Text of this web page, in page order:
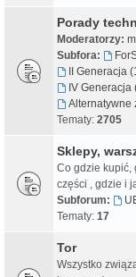
Porady
Moderatorzy:
Subfora:
II Generacja
IV Generacja
Alternatywne
Tematy: 2705
Sklepy,
Co gdzie kupić,
części , gdzie i
Subforum:
Tematy: 17
Tor
Wszystko